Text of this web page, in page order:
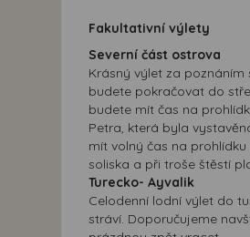
Fakultativní výlety
Severní část ostrova
Krásný výlet za
budete pokračovat do
budete mít čas na
Petra, která byla
mít volný čas na
soliska a při troše štěstí
Turecko- Ayvalik
Celodenní lodní výlet do
stráví. Doporučujeme